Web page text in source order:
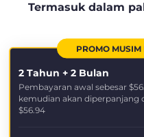
Termasuk dalam
PROMO
2 Tahun + 2 Bulan
Pembayaran awal sebesar
kemudian akan diperpanjang
$56.94